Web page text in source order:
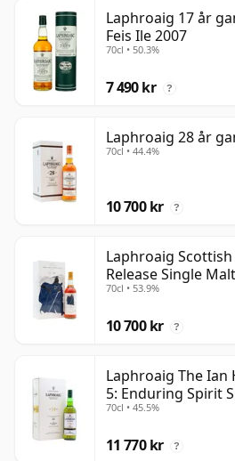
Laphroaig 17 år
Feis Ile 2007
70cl • 50.3%
7 490 kr ?
Laphroaig 28 år
70cl • 44.4%
10 700 kr ?
Laphroaig
Release Single
gammal
70cl • 53.9%
10 700 kr ?
Laphroaig The Ian
5: Enduring Spirit
70cl • 45.5%
11 770 kr ?